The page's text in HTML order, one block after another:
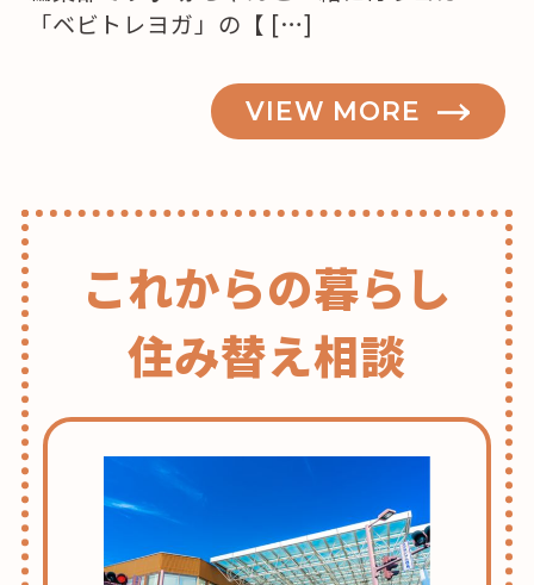
「ベビトレヨガ」の【 […]
VIEW MORE
これからの暮らし
住み替え相談